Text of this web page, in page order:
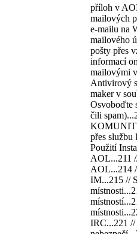
příloh v
mailových
e-mailu na
mailového
pošty přes
informací
mailovými
Antivirový
maker v
Osvoboďte
čili
přes službu
Použití
AOL...211
AOL...214
IM...215 //
IRC...221 //